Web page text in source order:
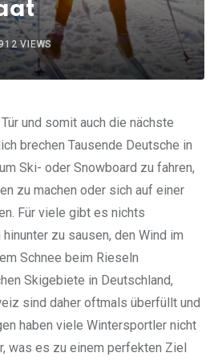
VIEWS
und somit auch die nächste
brechen Tausende Deutsche in
Ski- oder Snowboard zu fahren,
zu machen oder sich auf einer
Für viele gibt es nichts
zu sausen, den Wind im
Schnee beim Rieseln
Skigebiete in Deutschland,
sind daher oftmals überfüllt und
haben viele Wintersportler nicht
was es zu einem perfekten Ziel